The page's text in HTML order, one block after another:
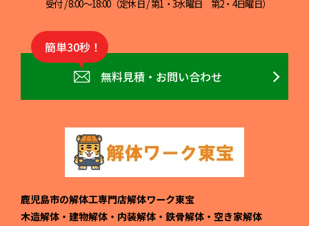
受付 / 8:00～18:00（定休日 / 第1・3水曜日 第2・4日曜日）
簡単30秒！
無料見積・お問い合わせ
鹿児島市の解体工専門店解体ワーク東宝
木造解体・建物解体・内装解体・鉄骨解体・空き家解体